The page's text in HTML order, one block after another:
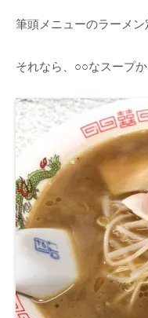
筆頭メニューのラーメン
それなら、○○なスープか